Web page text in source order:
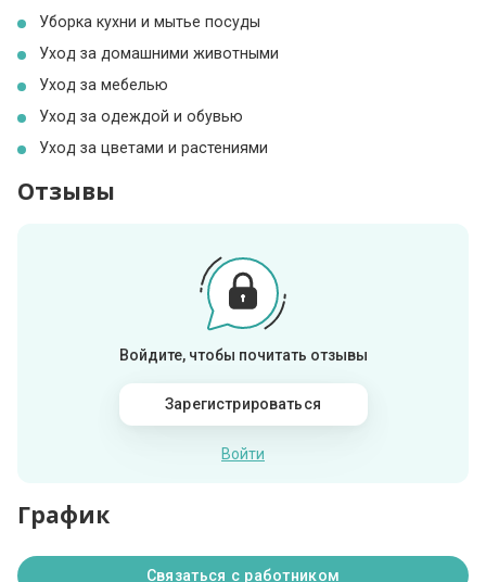
Уборка кухни и мытье посуды
Уход за домашними животными
Уход за мебелью
Уход за одеждой и обувью
Уход за цветами и растениями
Отзывы
Войдите, чтобы почитать отзывы
Зарегистрироваться
Войти
График
Связаться с работником